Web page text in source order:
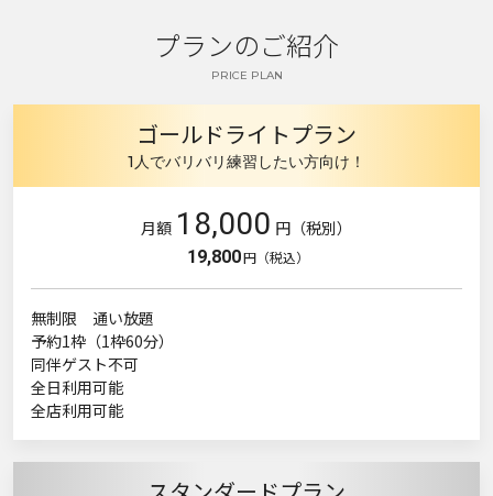
プランのご紹介
PRICE PLAN
ゴールドライトプラン
1人でバリバリ練習したい方向け！
月額 18,000 円（税別）
19,800円（税込）
無制限 通い放題
予約1枠（1枠60分）
同伴ゲスト不可
全日利用可能
全店利用可能